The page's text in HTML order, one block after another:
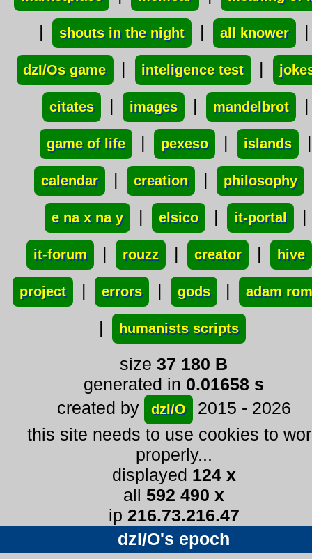
| shouts in the night | all knower |
dzI/Os game | inteligence test |
citates | images | mandelbrot |
game of life | pexeso | islands |
calendar | creation | philosophy
e na x na y | elsico | it-portal |
it-forum | rouzz | creator | hive
project | errors | gods | adam
| humanists scripts
size37 180 B
generated in 0.01658 s
created by
dzI/O
2015 - 2026
this site needs to use cookies to
properly...
displayed 124 x
all 592 490 x
ip 216.73.216.47
dzI/O's epoch